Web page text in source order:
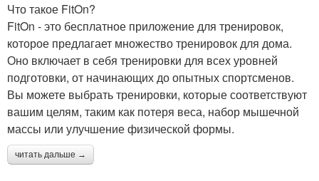
Что такое FitOn?
FitOn - это бесплатное приложение для тренировок,
которое предлагает множество тренировок для дома.
Оно включает в себя тренировки для всех уровней
подготовки, от начинающих до опытных спортсменов.
Вы можете выбрать тренировки, которые соответствуют
вашим целям, таким как потеря веса, набор мышечной
массы или улучшение физической формы.
читать дальше →